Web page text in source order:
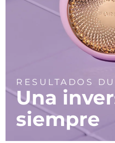
RESULTADOS
Una
siempre